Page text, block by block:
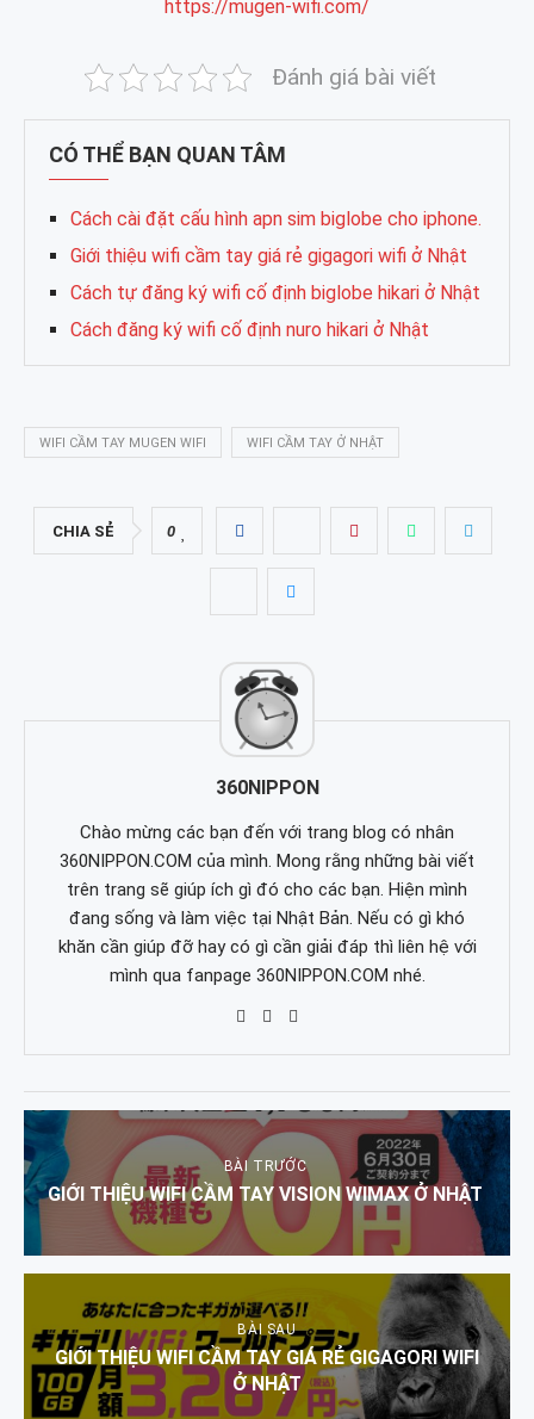
https://mugen-wifi.com/
Đánh giá bài viết
CÓ THỂ BẠN QUAN TÂM
Cách cài đặt cấu hình apn sim biglobe cho iphone.
Giới thiệu wifi cầm tay giá rẻ gigagori wifi ở Nhật
Cách tự đăng ký wifi cố định biglobe hikari ở Nhật
Cách đăng ký wifi cố định nuro hikari ở Nhật
WIFI CẦM TAY MUGEN WIFI WIFI CẦM TAY Ở NHẬT
CHIA SẺ 0
360NIPPON
Chào mừng các bạn đến với trang blog có nhân
360NIPPON.COM của mình. Mong rằng những bài viết
trên trang sẽ giúp ích gì đó cho các bạn. Hiện mình
đang sống và làm việc tại Nhật Bản. Nếu có gì khó
khăn cần giúp đỡ hay có gì cần giải đáp thì liên hệ với
mình qua fanpage 360NIPPON.COM nhé.
BÀI TRƯỚC
GIỚI THIỆU WIFI CẦM TAY VISION WIMAX Ở NHẬT
BÀI SAU
GIỚI THIỆU WIFI CẦM TAY GIÁ RẺ GIGAGORI WIFI
Ở NHẬT